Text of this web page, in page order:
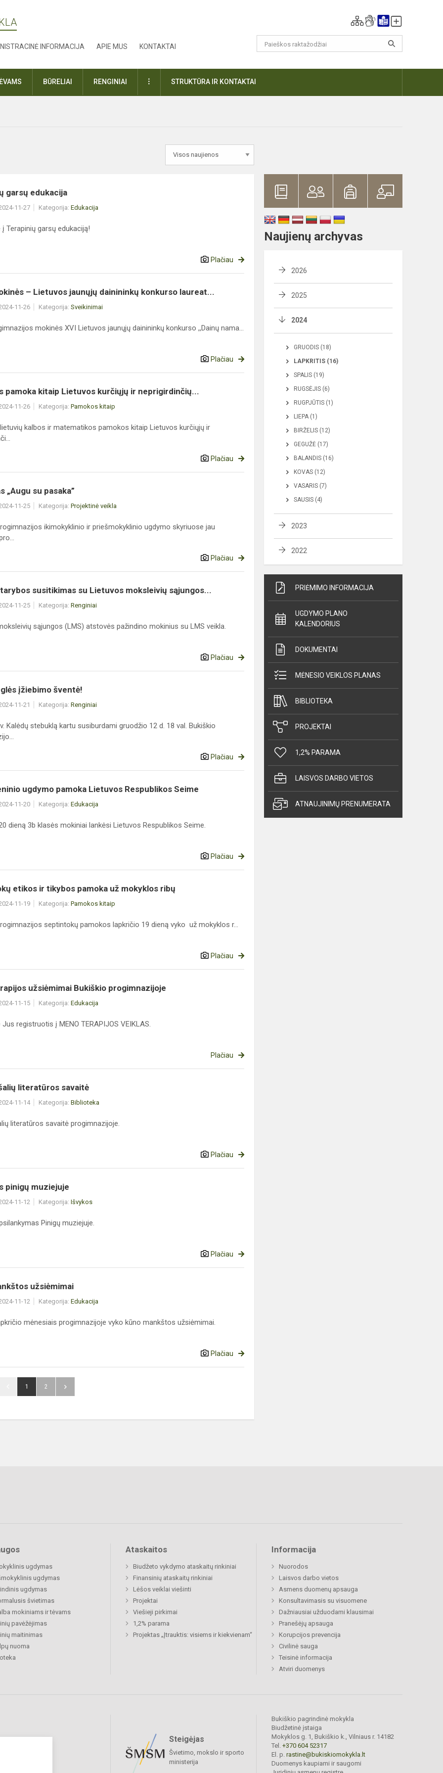
INFORMACIJA APIE MUS KONTAKTAI
BŪRELIAI RENGINIAI DAUGIAUSTRUKTŪRA IR KONTAKTAI
garsų edukacija
11-27 Kategorija: Edukacija
į Terapinių garsų edukaciją!
Plačiau
– Lietuvos jaunųjų dainininkų konkurso laureat...
11-26 Kategorija: Sveikinimai
mokinės XVI Lietuvos jaunųjų dainininkų konkurso ,,Dainų nama...
Plačiau
pamoka kitaip Lietuvos kurčiųjų ir neprigirdinčių...
11-26 Kategorija: Pamokos kitaip
kalbos ir matematikos pamokos kitaip Lietuvos kurčiųjų ir
Plačiau
„Augu su pasaka”
11-25 Kategorija: Projektinė veikla
ikimokyklinio ir priešmokyklinio ugdymo skyriuose jau
Plačiau
susitikimas su Lietuvos moksleivių sąjungos...
11-25 Kategorija: Renginiai
sąjungos (LMS) atstovės pažindino mokinius su LMS veikla.
Plačiau
įžiebimo šventė!
11-21 Kategorija: Renginiai
Kalėdų stebuklą kartu susiburdami gruodžio 12 d. 18 val. Bukiškio
Plačiau
ugdymo pamoka Lietuvos Respublikos Seime
11-20 Kategorija: Edukacija
dieną 3b klasės mokiniai lankėsi Lietuvos Respublikos Seime.
Plačiau
etikos ir tikybos pamoka už mokyklos ribų
11-19 Kategorija: Pamokos kitaip
septintokų pamokos lapkričio 19 dieną vyko už mokyklos r...
Plačiau
užsiėmimai Bukiškio progimnazijoje
11-15 Kategorija: Edukacija
registruotis į MENO TERAPIJOS VEIKLAS.
Plačiau
literatūros savaitė
11-14 Kategorija: Biblioteka
literatūros savaitė progimnazijoje.
Plačiau
pinigų muziejuje
11-12 Kategorija: Išvykos
Pinigų muziejuje.
Plačiau
užsiėmimai
11-12 Kategorija: Edukacija
mėnesiais progimnazijoje vyko kūno mankštos užsiėmimai.
Plačiau
1 2
Naujienų archyvas
2026
2025
2024
GRUODIS (18)
LAPKRITIS (16)
SPALIS (19)
RUGSĖJIS (6)
RUGPJŪTIS (1)
LIEPA (1)
BIRŽELIS (12)
GEGUŽĖ (17)
BALANDIS (16)
KOVAS (12)
VASARIS (7)
SAUSIS (4)
2023
2022
PRIĖMIMO INFORMACIJA
UGDYMO PLANO
KALENDORIUS
DOKUMENTAI
MĖNESIO VEIKLOS PLANAS
BIBLIOTEKA
PROJEKTAI
1,2% PARAMA
LAISVOS DARBO VIETOS
ATNAUJINIMŲ PRENUMERATA
ugdymas
ugdymas
ugdymas
švietimas
mokiniams ir tėvams
pavėžėjimas
maitinimas
nuoma
Ataskaitos
Biudžeto vykdymo ataskaitų rinkiniai
Finansinių ataskaitų rinkiniai
Lėšos veiklai viešinti
Projektai
Viešieji pirkimai
1,2% parama
Projektas „Įtrauktis: visiems ir kiekvienam“
Informacija
Nuorodos
Laisvos darbo vietos
Asmens duomenų apsauga
Konsultavimasis su visuomene
Dažniausiai užduodami klausimai
Pranešėjų apsauga
Korupcijos prevencija
Civilinė sauga
Teisinė informacija
Atviri duomenys
Steigėjas
Švietimo, mokslo ir sporto
ministerija
Bukiškio pagrindinė mokykla
Biudžetinė įstaiga
Mokyklos g. 1, Bukiškio k., Vilniaus r. 14182
Tel. +370 604 52317
El. p. rastine@bukiskiomokykla.lt
Duomenys kaupiami ir saugomi